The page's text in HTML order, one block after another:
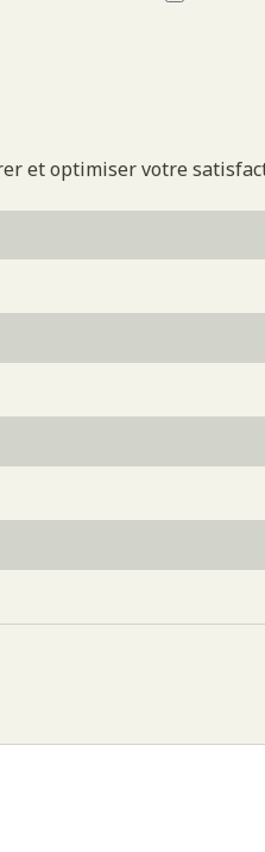
et optimiser votre